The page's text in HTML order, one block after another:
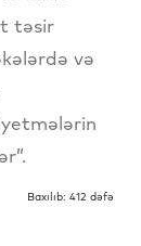
təsir
və
Baxılıb: 412 dəfə